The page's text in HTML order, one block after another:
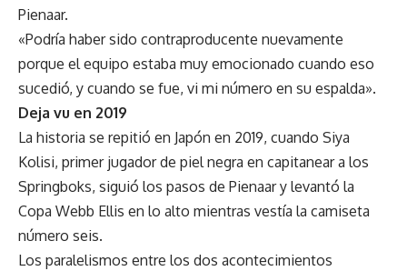
Pienaar.
«Podría haber sido contraproducente nuevamente
porque el equipo estaba muy emocionado cuando eso
sucedió, y cuando se fue, vi mi número en su espalda».
Deja vu en 2019
La historia se repitió en Japón en 2019, cuando Siya
Kolisi, primer jugador de piel negra en capitanear a los
Springboks, siguió los pasos de Pienaar y levantó la
Copa Webb Ellis en lo alto mientras vestía la camiseta
número seis.
Los paralelismos entre los dos acontecimientos